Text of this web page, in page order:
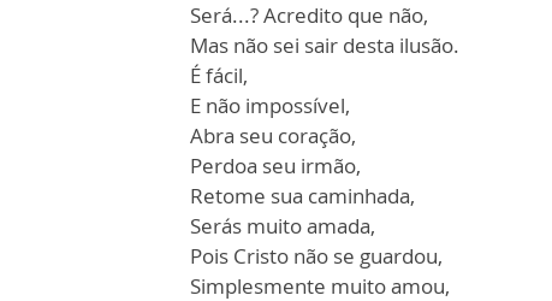
Será...? Acredito que não,
Mas não sei sair desta ilusão.
É fácil,
E não impossível,
Abra seu coração,
Perdoa seu irmão,
Retome sua caminhada,
Serás muito amada,
Pois Cristo não se guardou,
Simplesmente muito amou,